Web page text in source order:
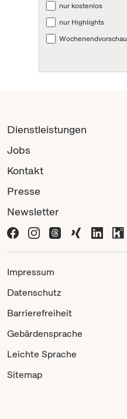
nur kostenlos
nur Highlights
Wochenendvorschau
Dienstleistungen
Jobs
Kontakt
Presse
Newsletter
Impressum
Datenschutz
Barrierefreiheit
Gebärdensprache
Leichte Sprache
Sitemap